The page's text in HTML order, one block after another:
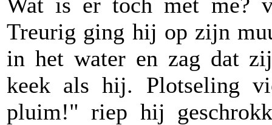
Treurig ging hij op zijn
in het water en zag dat
keek als hij. Plotseling
pluim!" riep hij